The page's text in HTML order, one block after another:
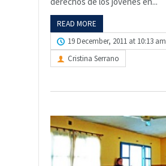
READ MORE
19 December, 2011 at 10:13 am
Cristina Serrano